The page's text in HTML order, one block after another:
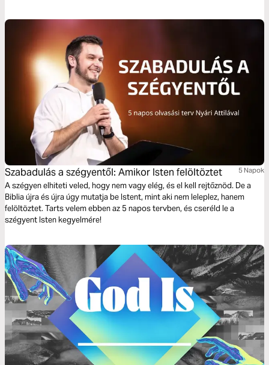
terrain you tread, God is journeying with you as Comforter, Life-giver, &
Szabadulás a szégyentől: Amikor Isten felöltöztet 5 Napok
A szégyen elhiteti veled, hogy nem vagy elég, és el kell rejtőznöd. De a
Biblia újra és újra úgy mutatja be Istent, mint aki nem leleplez, hanem
felöltöztet. Tarts velem ebben az 5 napos tervben, és cseréld le a
szégyent Isten kegyelmére!